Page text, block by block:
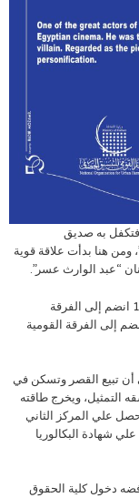
فتكفل به صديق
هنا بدأت علاقة قوية
“عبد الوارث عسر”.
بدأت هوايته للتمثيل حين كان طالب في البكالوريا 1924 انضم إلى الفرقة
ثم انضم إلى الفرقة القومية
أن تبيع القصر وتسكن في
التمثيل، ويخرج طاقته
علي المركز الثاني
علي مستوي مصر عام 1923، وحصل بعدها بعام 1924 علي شهادة البكالوريا
دخول كلية الحقوق